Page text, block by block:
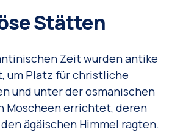
Stätten
Zeit wurden antike
um Platz für christliche
und unter der osmanischen
Moscheen errichtet, deren
ägäischen Himmel ragten.